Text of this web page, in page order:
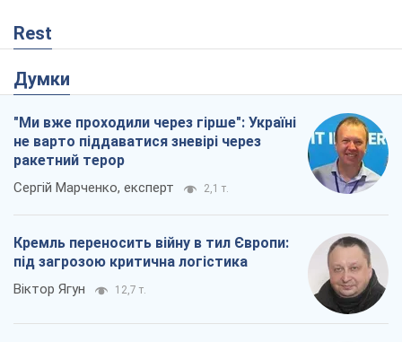
Rest
Думки
"Ми вже проходили через гірше": Україні
не варто піддаватися зневірі через
ракетний терор
Сергій Марченко, експерт 2,1 т.
Кремль переносить війну в тил Європи:
під загрозою критична логістика
Віктор Ягун 12,7 т.